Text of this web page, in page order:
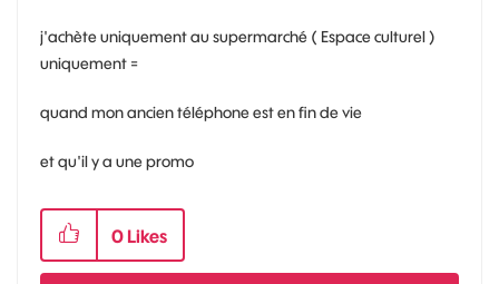
j'achète uniquement au supermarché ( Espace culturel )
uniquement =
quand mon ancien téléphone est en fin de vie
et qu'il y a une promo
0 Likes